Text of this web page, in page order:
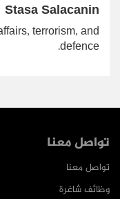
Stasa Salacanin
terrorism, and
defence.
تواصل معنا
تواصل معنا
وظائف شاغرة